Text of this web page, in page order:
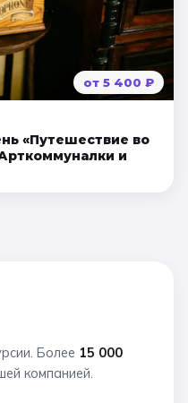
от 5 400 ₽
«Путешествие во
и
Более 15 000
компанией.